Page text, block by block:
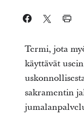
Termi, jota
käyttävät
sakramentin